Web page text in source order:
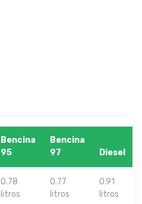
Bencina
95
Bencina
97
Diesel
0.78
litros
0.77
litros
0.91
litros